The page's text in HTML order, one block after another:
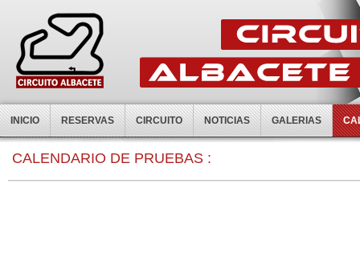
INICIO RESERVAS CIRCUITO NOTICIAS GALERIAS
CALENDARIO DE PRUEBAS :
0:00